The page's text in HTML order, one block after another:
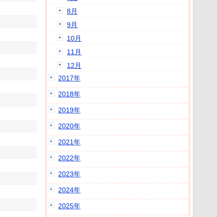
8月
9月
10月
11月
12月
2017年
2018年
2019年
2020年
2021年
2022年
2023年
2024年
2025年